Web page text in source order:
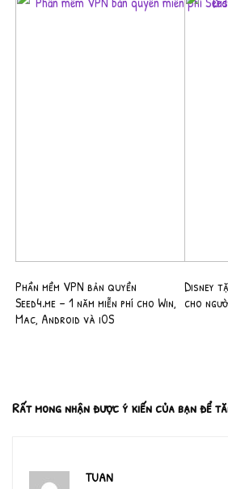
Phần mềm VPN bản quyền
Seed4.me – 1 năm miễn phí cho Win,
Mac, Android và iOS
Disney
cho
Rất mong nhận được ý kiến của bạn để
TUAN